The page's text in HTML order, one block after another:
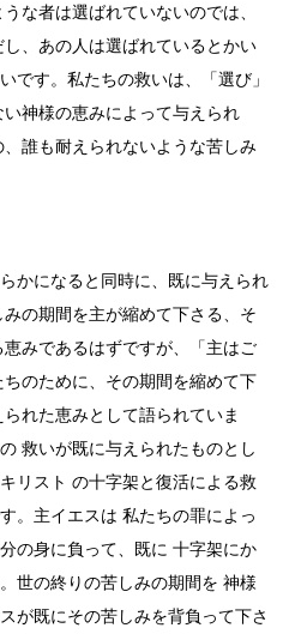
な者は選ばれていないのでは、
、あの人は選ばれているとかい
です。私たちの救いは、「選び」
神様の恵みによって与えられ
誰も耐えられないような苦しみ
かになると同時に、既に与えられ
の期間を主が縮めて下さる、そ
みであるはずですが、「主はご
のために、その期間を縮めて下
れた恵みとして語られていま
救いが既に与えられたものとし
リスト の十字架と復活による救
。主イエスは 私たちの罪によっ
の身に負って、既に 十字架にか
世の終りの苦しみの期間を 神様
が既にその苦しみを背負って下さ